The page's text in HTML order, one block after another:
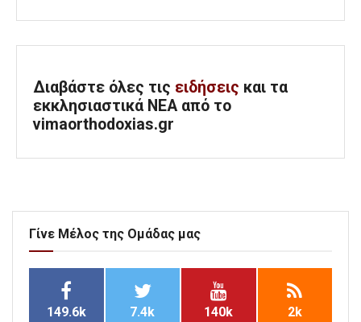
Διαβάστε όλες τις ειδήσεις και τα
εκκλησιαστικά ΝΕΑ από το
vimaorthodoxias.gr
Γίνε Μέλος της Ομάδας μας
149.6k 7.4k 140k 2k